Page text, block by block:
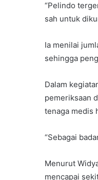
“Pelindo
sah untuk
Ia menilai
sehingga
Dalam
pemeriksaan
tenaga medis
“Sebagai
Menurut
mencapai